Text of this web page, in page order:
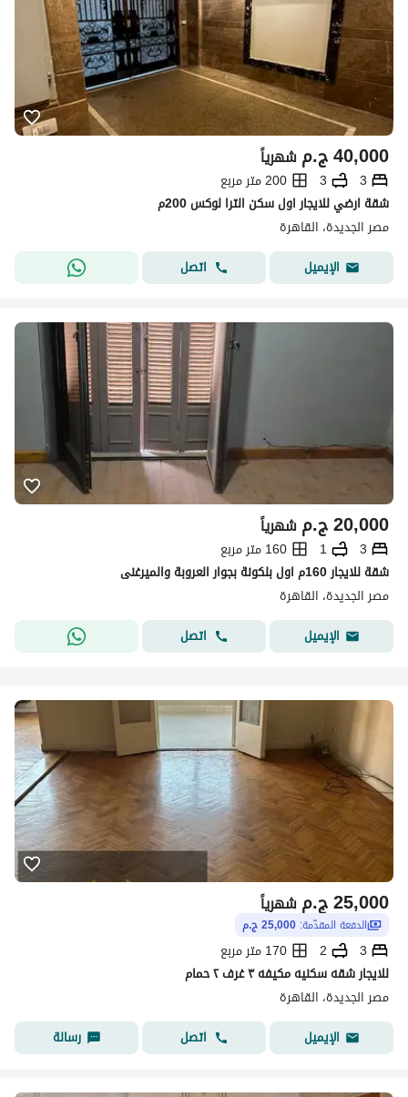
ج.م40,000 شهرياً
3
3
200 متر مربع
شقة ارضي للايجار اول سكن الترا لوكس 200م
مصر الجديدة، القاهرة
الإيميل
اتصل
ج.م20,000 شهرياً
3
1
160 متر مربع
شقة للايجار 160م اول بلكونة بجوار العروبة والميرغنى
مصر الجديدة، القاهرة
الإيميل
اتصل
ج.م25,000 شهرياً
الدفعة المقدّمة: 25,000 ج.م
3
2
170 متر مربع
للايجار شقه سكنيه مكيفه ٣ غرف ٢ حمام
مصر الجديدة، القاهرة
الإيميل
اتصل رسالة